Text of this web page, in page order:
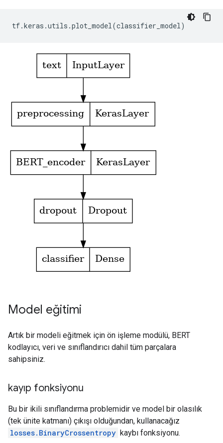
tf.keras .utils .plot_model(classifier_model)
Model eğitimi
Artık bir modeli eğitmek için ön işleme modülü, BERT
kodlayıcı, veri ve sınıflandırıcı dahil tüm parçalara
sahipsiniz.
kayıp fonksiyonu
Bu bir ikili sınıflandırma problemidir ve model bir olasılık
(tek ünite katmanı) çıkışı olduğundan, kullanacağız
losses.BinaryCrossentropy kaybı fonksiyonu.